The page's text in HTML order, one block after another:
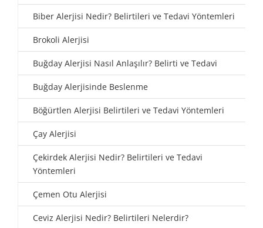
Biber Alerjisi Nedir? Belirtileri ve Tedavi Yöntemleri
Brokoli Alerjisi
Buğday Alerjisi Nasıl Anlaşılır? Belirti ve Tedavi
Buğday Alerjisinde Beslenme
Böğürtlen Alerjisi Belirtileri ve Tedavi Yöntemleri
Çay Alerjisi
Çekirdek Alerjisi Nedir? Belirtileri ve Tedavi
Yöntemleri
Çemen Otu Alerjisi
Ceviz Alerjisi Nedir? Belirtileri Nelerdir?